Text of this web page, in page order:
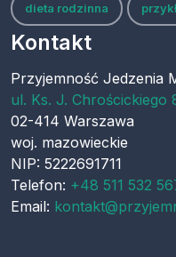
dieta rodzinna
Kontakt
Przyjemność Jedzenia
ul. Ks. J. Chrościckiego
02-414 Warszawa
woj. mazowieckie
NIP: 5222691711
Telefon: +48 511 532
Email: